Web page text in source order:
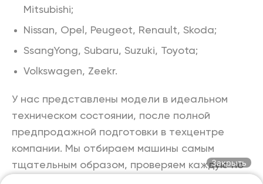
Mitsubishi;
Nissan, Opel, Peugeot, Renault, Skoda;
SsangYong, Subaru, Suzuki, Toyota;
Volkswagen, Zeekr.
У нас представлены модели в идеальном
техническом состоянии, после полной
предпродажной подготовки в техцентре
компании. Мы отбираем машины самым
тщательным образом, проверяем каждую по
Закрыть